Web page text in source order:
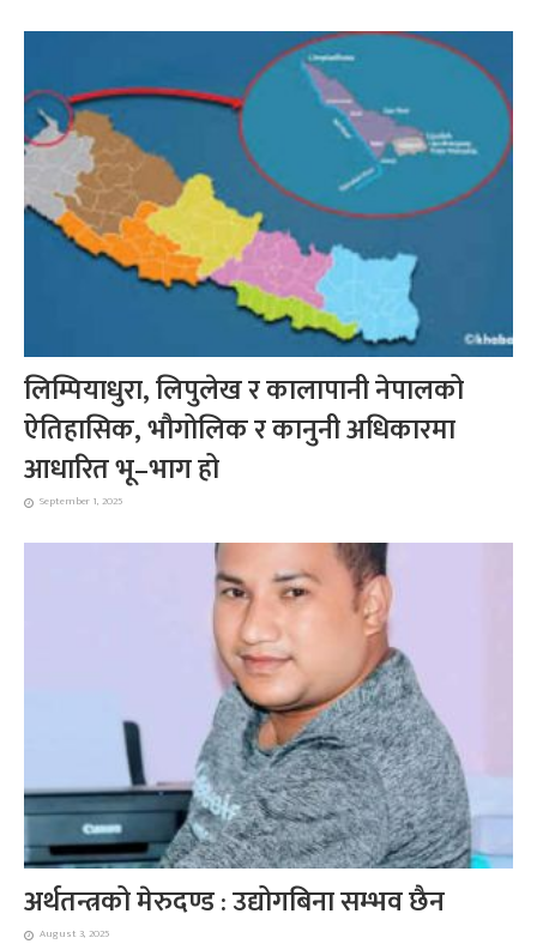
लिम्पियाधुरा, लिपुलेख र कालापानी नेपालको
ऐतिहासिक, भौगोलिक र कानुनी अधिकारमा
आधारित भू–भाग हो
September 1, 2025
अर्थतन्त्रको मेरुदण्ड : उद्योगबिना सम्भव छैन
August 3, 2025